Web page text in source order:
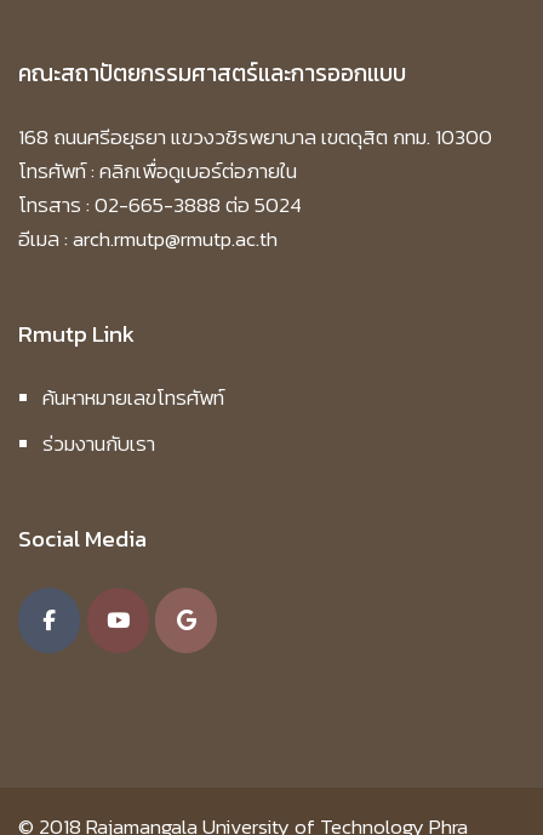
คณะสถาปัตยกรรมศาสตร์และการออกแบบ
168 ถนนศรีอยุธยา แขวงวชิรพยาบาล เขตดุสิต กทม. 10300
โทรศัพท์ :คลิกเพื่อดูเบอร์ต่อภายใน
โทรสาร : 02-665-3888 ต่อ 5024
อีเมล : arch.rmutp@rmutp.ac.th
Rmutp Link
ค้นหาหมายเลขโทรศัพท์
ร่วมงานกับเรา
Social Media
© 2018Rajamangala University of Technology Phra